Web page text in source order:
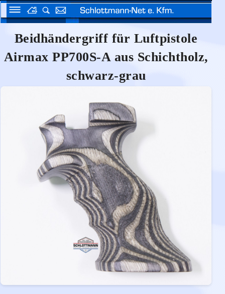
Beidhändergriff für Luftpistole
Airmax PP700S-A aus Schichtholz,
schwarz-grau